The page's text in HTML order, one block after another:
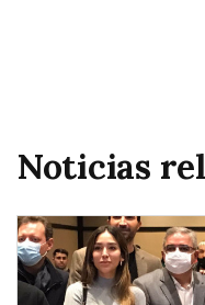
Noticias